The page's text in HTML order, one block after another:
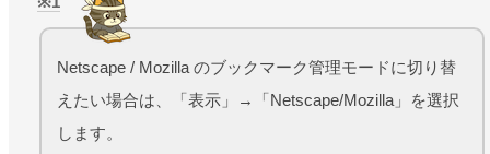
Netscape / Mozilla のブックマーク管理モードに切り替
えたい場合は、「表示」→「Netscape/Mozilla」を選択
します。